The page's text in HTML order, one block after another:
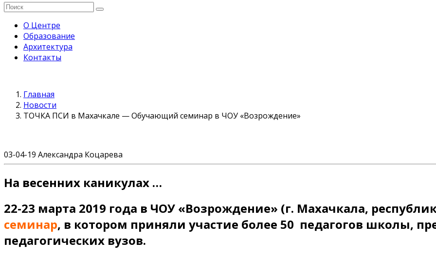
О Центре
Образование
Архитектура
Контакты
Главная
Новости
ТОЧКА ПСИ в Махачкале — Обучающий семинар в ЧОУ «Возрождение»
03-04-19 Александра Коцарева
На весенних каникулах …
22-23 марта 2019 года в ЧОУ «Возрождение» (г. Махачкала,
семинар, в котором приняли участие более 50 педагогов школы,
педагогических вузов.